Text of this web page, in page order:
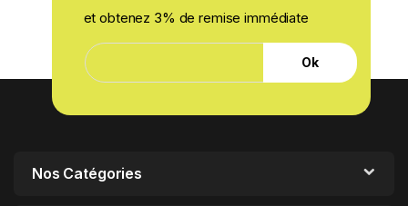
et obtenez 3% de remise immédiate
-
m
l
m
a
E
-
m
i
Ok
Nos Catégories